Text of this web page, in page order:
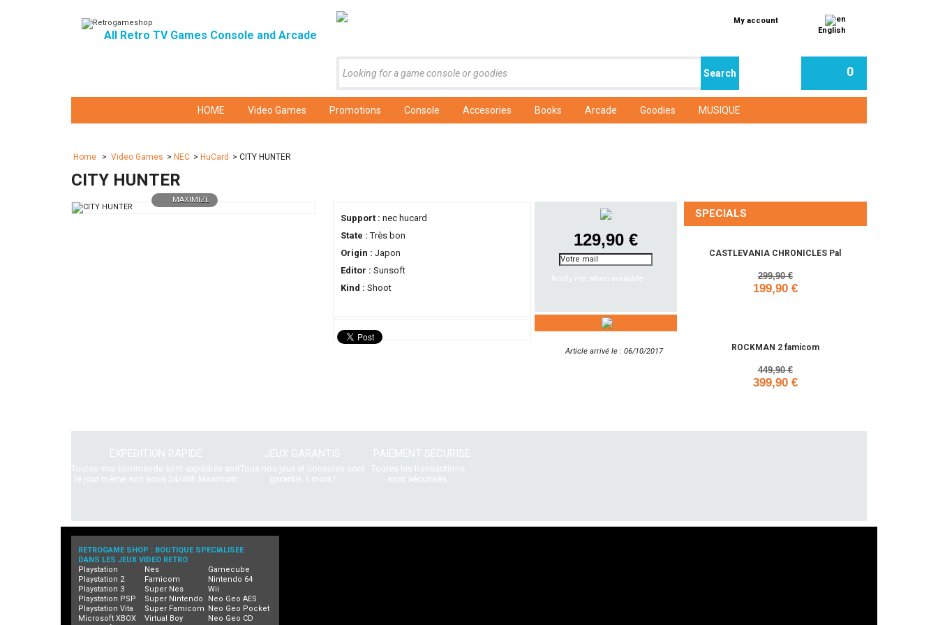
All Retro TV Games Console and Arcade
My account
English
0
HOME Video Games Promotions Console Accesories Books Arcade Goodies MUSIQUE
Home > Video Games > NEC > HuCard > CITY HUNTER
CITY HUNTER
MAXIMIZE
Support : nec hucard
State :Très bon
Origin : Japon
Editor : Sunsoft
Kind : Shoot
129,90 €
Notify me when available
Article arrivé le : 06/10/2017
SPECIALS
CASTLEVANIA CHRONICLES Pal
299,90 €
199,90 €
ROCKMAN 2 famicom
449,90 €
399,90 €
EXPEDITION RAPIDE
Toutes vos commande sont expédiés soit
le jour même soit sous 24/48h Maximum
JEUX GARANTIS
Tous nos jeux et consoles sont
garantis 1 mois !
PAIEMENT SECURISE
Toutes les transactions
sont sécurisés.
RETROGAME SHOP : BOUTIQUE SPECIALISEE
DANS LES JEUX VIDEO RETRO
Playstation
Playstation 2
Playstation 3
Playstation PSP
Playstation Vita
Microsoft XBOX
Nes
Famicom
Super Nes
Super Nintendo
Super Famicom
Virtual Boy
Gamecube
Nintendo 64
Wii
Neo Geo AES
Neo Geo Pocket
Neo Geo CD